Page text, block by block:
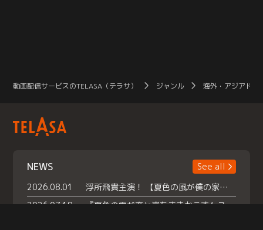
動画配信サービスのTELASA（テラサ） ジャンル 海外・アジアドラ
NEWS
See all
2026.08.01
浮所飛貴主演！ 【夏色の風が僕の家にやってきた】 本日よりテラサで独占配信スタート！
2026.07.18
『夏色の雲が恋と嵐をまきおこす』スペシャルメイキング 【Part1】2026年７月18日（土）23時30分～配信スタート！話題のシーンの裏側を大公開！豪華キャスト大集合！ 『武宮家 真夏の家族会議』開催！